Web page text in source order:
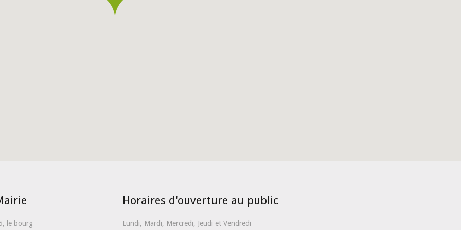
le bourg
Horaires d'ouverture au public
Lundi, Mardi, Mercredi, Jeudi et Vendredi